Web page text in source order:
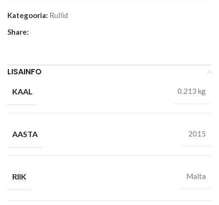
Kategooria: Rullid
Share:
LISAINFO
KAAL 0.213 kg
AASTA 2015
RIIK Malta